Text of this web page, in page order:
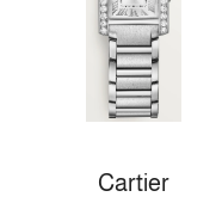
Cartier